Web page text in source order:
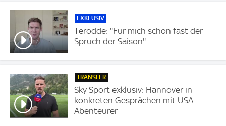
EXKLUSIV
Terodde: ''Für mich schon fast der
Spruch der Saison''
TRANSFER
Sky Sport exklusiv: Hannover in
konkreten Gesprächen mit USA-
Abenteurer